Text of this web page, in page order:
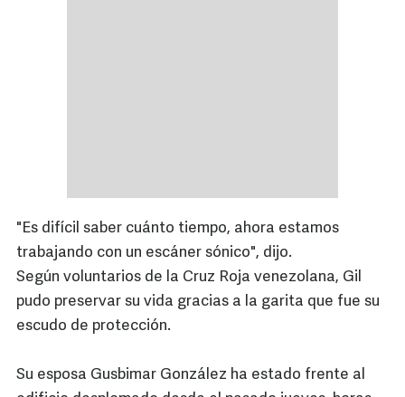
"Es difícil saber cuánto tiempo, ahora estamos
trabajando con un escáner sónico", dijo.
Según voluntarios de la Cruz Roja venezolana, Gil
pudo preservar su vida gracias a la garita que fue su
escudo de protección.
Su esposa Gusbimar González ha estado frente al